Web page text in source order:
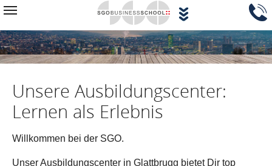
Zum Hauptinhalt springen
Navigationsblock überspringen
Toggle navigation
Unsere Ausbildungscenter:
Lernen als Erlebnis
Willkommen bei der SGO.
Unser Ausbildungscenter in Glattbrugg bietet Dir top